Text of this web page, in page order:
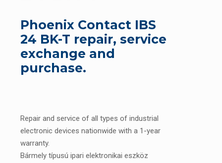
Phoenix Contact IBS
24 BK-T repair, service
exchange and
purchase.
Repair and service of all types of industrial
electronic devices nationwide with a 1-year
warranty.
Bármely típusú ipari elektronikai eszköz